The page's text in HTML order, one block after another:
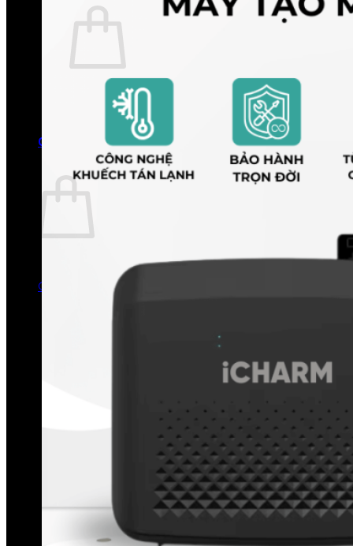
Chưa có sản phẩm trong giỏ hàng.
Quay trở lại cửa hàng
0
Giỏ hàng
Chưa có sản phẩm trong giỏ hàng.
Quay trở lại cửa hàng